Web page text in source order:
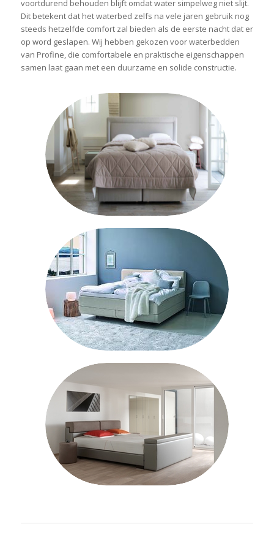
voortdurend behouden blijft omdat water simpelweg niet slijt.
Dit betekent dat het waterbed zelfs na vele jaren gebruik nog
steeds hetzelfde comfort zal bieden als de eerste nacht dat er
op word geslapen. Wij hebben gekozen voor waterbedden
van Profine, die comfortabele en praktische eigenschappen
samen laat gaan met een duurzame en solide constructie.